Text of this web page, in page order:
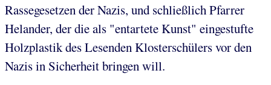
Rassegesetzen der Nazis, und schließlich Pfarrer
Helander, der die als "entartete Kunst" eingestufte
Holzplastik des Lesenden Klosterschülers vor den
Nazis in Sicherheit bringen will.